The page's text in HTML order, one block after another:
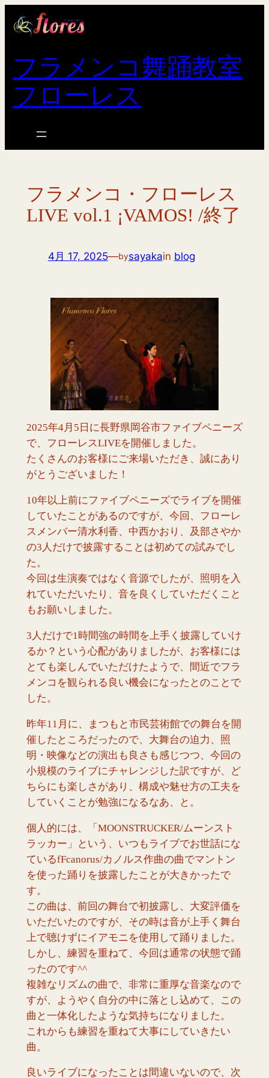
容
キ
プ
フラメンコ舞踊教室
フローレス
フラメンコ・フローレス
LIVE vol.1 ¡VAMOS! /終了
4月 17, 2025—bysayakain blog
2025年4月5日に長野県岡谷市ファイブペニーズ
で、フローレスLIVEを開催しました。
たくさんのお客様にご来場いただき、誠にあり
がとうございました！
10年以上前にファイブペニーズでライブを開催
していたことがあるのですが、今回、フローレ
スメンバー清水利香、中西かおり、及部さやか
の3人だけで披露することは初めての試みでし
た。
今回は生演奏ではなく音源でしたが、照明を入
れていただいたり、音を良くしていただくこと
もお願いしました。
3人だけで1時間強の時間を上手く披露していけ
るか？という心配がありましたが、お客様には
とても楽しんでいただけたようで、間近でフラ
メンコを観られる良い機会になったとのことで
した。
昨年11月に、まつもと市民芸術館での舞台を開
催したところだったので、大舞台の迫力、照
明・映像などの演出も良さも感じつつ、今回の
小規模のライブにチャレンジした訳ですが、ど
ちらにも楽しさがあり、構成や魅せ方の工夫を
していくことが勉強になるなあ、と。
個人的には、「MOONSTRUCKER/ムーンスト
ラッカー」という、いつもライブでお世話にな
ているfFcanorus/カノルス作曲の曲でマントン
を使った踊りを披露したことが大きかったで
す。
この曲は、前回の舞台で初披露し、大変評価を
いただいたのですが、その時は音が上手く舞台
上で聴けずにイアモニを使用して踊りました。
しかし、練習を重ねて、今回は通常の状態で踊
ったのです^^
複雑なリズムの曲で、非常に重厚な音楽なので
すが、ようやく自分の中に落とし込めて、この
曲と一体化したような気持ちになりました。
これからも練習を重ねて大事にしていきたい
曲。
良いライブになったことは間違いないので、次